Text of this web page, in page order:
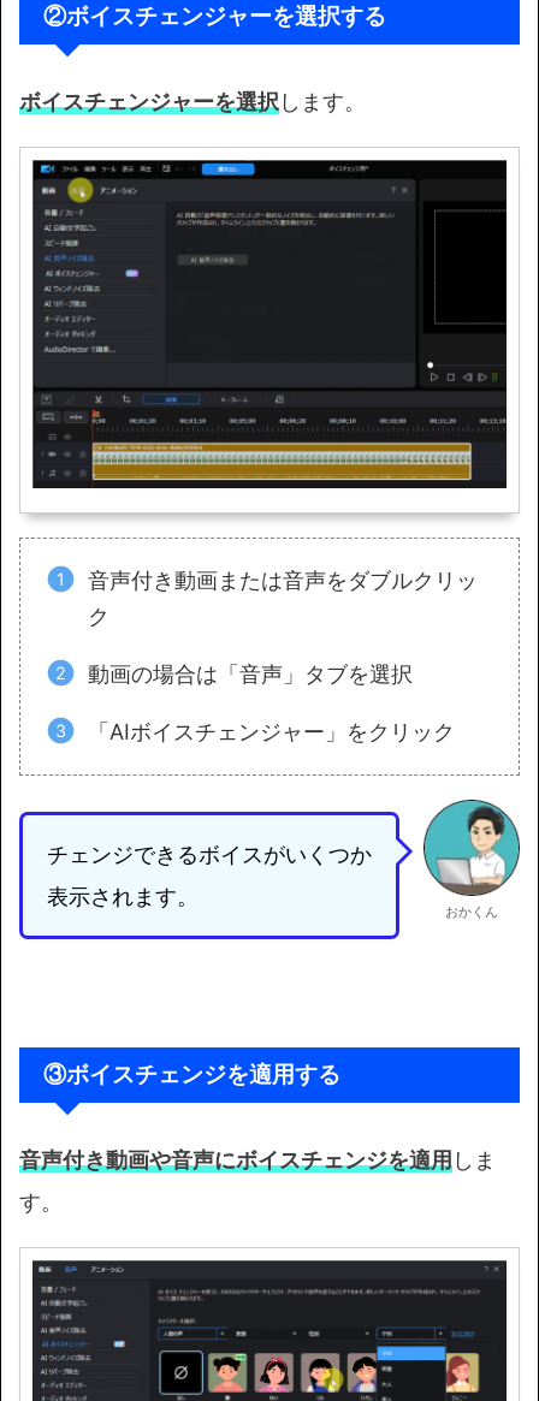
②ボイスチェンジャーを選択する
ボイスチェンジャーを選択します。
音声付き動画または音声をダブルクリッ
ク
動画の場合は「音声」タブを選択
「AIボイスチェンジャー」をクリック
チェンジできるボイスがいくつか
表示されます。
おかくん
③ボイスチェンジを適用する
音声付き動画や音声にボイスチェンジを適用しま
す。